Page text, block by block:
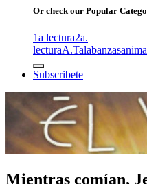
Or check our Popular
1a lectura2a.
lecturaA.Talabanzas
Subscribete
Mientras comían,